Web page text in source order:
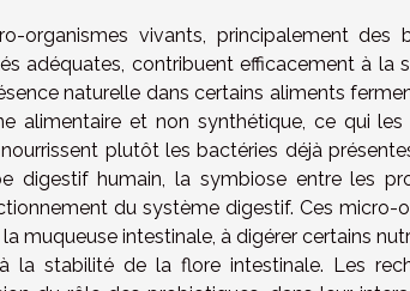
organismes vivants, principalement des
adéquates, contribuent efficacement à la
naturelle dans certains aliments
alimentaire et non synthétique, ce qui
plutôt les bactéries déjà
digestif humain, la symbiose entre les
du système digestif. Ces micro-
muqueuse intestinale, à digérer certains
la stabilité de la flore intestinale. Les